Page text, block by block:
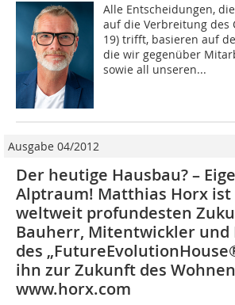
Alle Entscheidungen,
auf die Verbreitung des
19) trifft, basieren auf
die wir gegenüber
sowie all unseren...
Ausgabe 04/2012
Der heutige Hausbau? –
Alptraum! Matthias Horx
weltweit pro­fundesten
Bauherr, Mitentwickler und
des
ihn zur Zukunft des
www.horx.com